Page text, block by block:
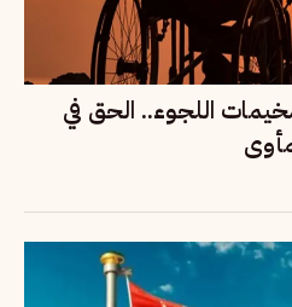
اللجوء.. الحق في